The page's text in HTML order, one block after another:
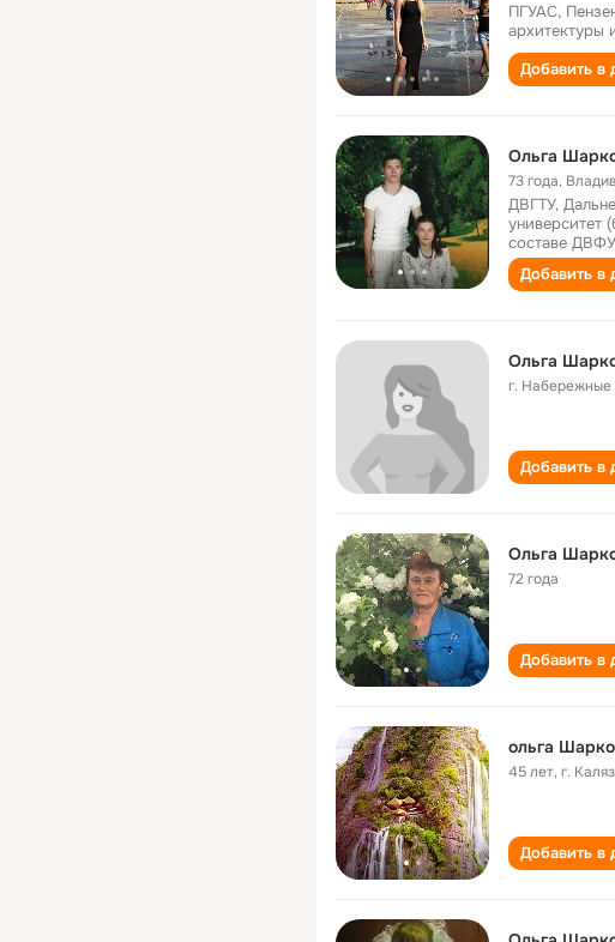
ПГУАС,
архитектуры
Добавить в
Ольга
73 года,
ДВГТУ,
университет
составе
Добавить в
Ольга
г. Набережные
Добавить в
Ольга
72 года
Добавить в
ольга Шарко
45 лет,г.
Добавить в